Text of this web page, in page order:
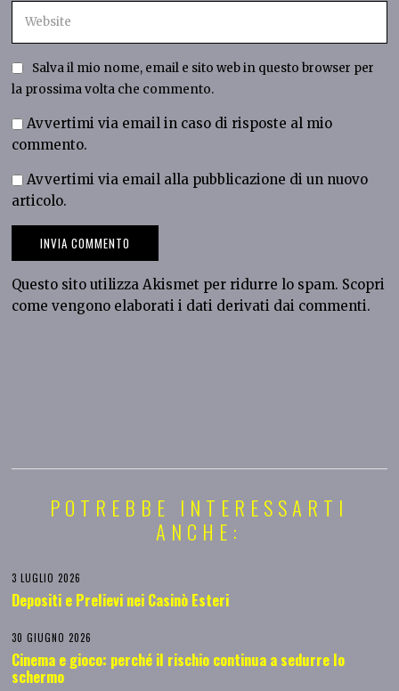
Salva il mio nome, email e sito web in questo browser per
la prossima volta che commento.
Avvertimi via email in caso di risposte al mio
commento.
Avvertimi via email alla pubblicazione di un nuovo
articolo.
Questo sito utilizza Akismet per ridurre lo spam. Scopri
come vengono elaborati i dati derivati dai commenti.
POTREBBE INTERESSARTI
ANCHE:
3 LUGLIO 2026
Depositi e Prelievi nei Casinò Esteri
30 GIUGNO 2026
Cinema e gioco: perché il rischio continua a sedurre lo
schermo